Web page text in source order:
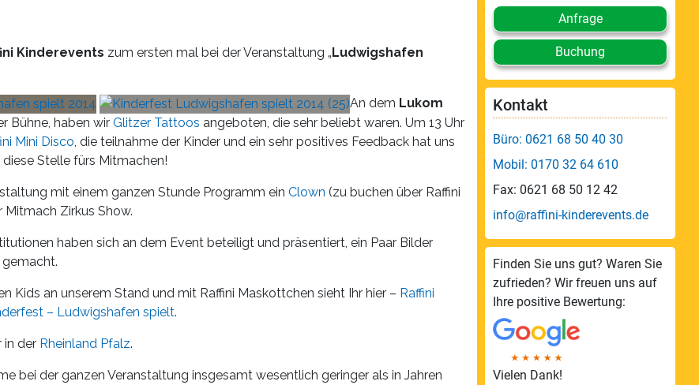
Kinderevents zum ersten mal bei der Veranstaltung „Ludwigshafen
An dem Lukom
Bühne, haben wir Glitzer Tattoos angeboten, die sehr beliebt waren. Um 13 Uhr
Mini Disco, die teilnahme der Kinder und ein sehr positives Feedback hat uns
Stelle fürs Mitmachen!
mit einem ganzen Stunde Programm ein Clown (zu buchen über Raffini
Zirkus Show.
haben sich an dem Event beteiligt und präsentiert, ein Paar Bilder
Kids an unserem Stand und mit Raffini Maskottchen sieht Ihr hier – Raffini
– Ludwigshafen spielt.
in der Rheinland Pfalz.
bei der ganzen Veranstaltung insgesamt wesentlich geringer als in Jahren
Anfrage
Buchung
Kontakt
Büro: 0621 68 50 40 30
Mobil: 0170 32 64 610
Fax: 0621 68 50 12 42
info@raffini-kinderevents.de
Finden Sie uns gut? Waren Sie
zufrieden? Wir freuen uns auf
Ihre positive Bewertung:
Vielen Dank!